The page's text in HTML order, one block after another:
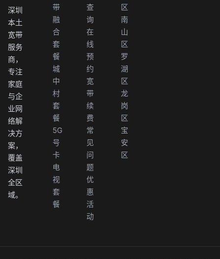
深圳
本土
宽带
服务
商，
专注
家庭
与企
业网
络解
决方
案，
覆盖
深圳
全区
域。
带
融
合
套
餐
城
中
村
套
餐
5G
号
卡
电
视
套
餐
查
询
在
线
预
约
宽
带
续
费
常
见
问
题
优
惠
活
动
区
南
山
区
罗
湖
区
龙
岗
区
宝
安
区